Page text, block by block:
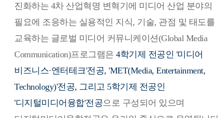
진화하는 4차 산업혁명 변혁기에 미디어 산업 분야의
필요에 조응하는 실용적인 지식, 기술, 관점 및 태도를
교육하는 글로벌 미디어 커뮤니케이션(Global Media
Communication)프로그램은 4학기제 전공인 '미디어
비즈니스·엔터테크'전공, 'MET(Media, Entertainment,
Technology)'전공, 그리고 5학기제 전공인
'디지털미디어융합'전공으로 구성되어 있으며